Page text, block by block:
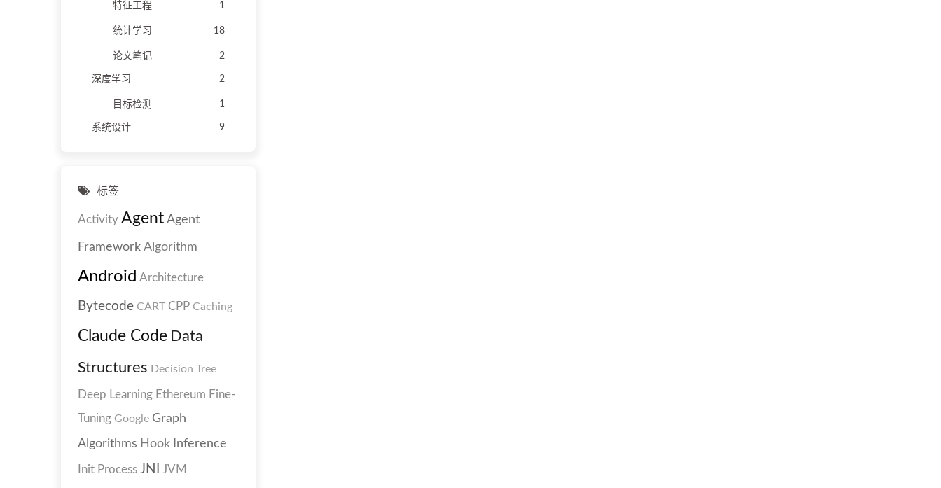
特征工程 1
统计学习 18
论文笔记 2
深度学习 2
目标检测 1
系统设计 9
标签
Activity Agent Agent
Framework Algorithm
Android Architecture
Bytecode CART CPP Caching
Claude Code Data
Structures Decision Tree
Deep Learning Ethereum Fine-
Tuning Google Graph
Algorithms Hook Inference
Init Process JNI JVM